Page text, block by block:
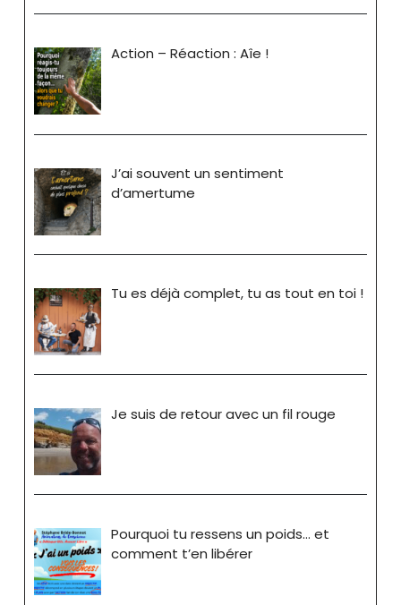
Action – Réaction : Aîe !
J’ai souvent un sentiment
d’amertume
Tu es déjà complet, tu as tout en toi !
Je suis de retour avec un fil rouge
Pourquoi tu ressens un poids… et
comment t’en libérer